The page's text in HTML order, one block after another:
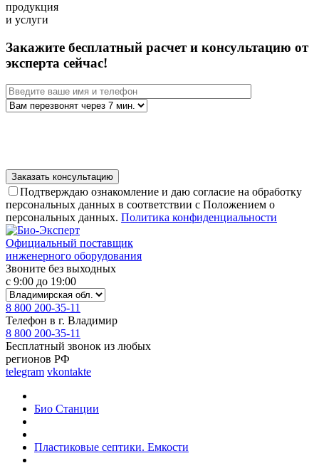
продукция
и услуги
Закажите бесплатный расчет и консультацию от
эксперта сейчас!
Подтверждаю ознакомление и даю согласие на обработку
персональных данных в соответствии с Положением о
персональных данных. Политика конфиденциальности
Официальный поставщик
инженерного оборудования
Звоните без выходных
с 9:00 до 19:00
8 800 200-35-11
Телефон в г. Владимир
8 800 200-35-11
Бесплатный звонок из любых
регионов РФ
telegram vkontakte
Био Станции
Пластиковые септики. Емкости